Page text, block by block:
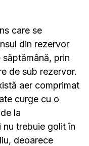
care se
din rezervor
prin
de sub rezervor.
aer comprimat
curge cu o
la
nu trebuie golit în
deoarece